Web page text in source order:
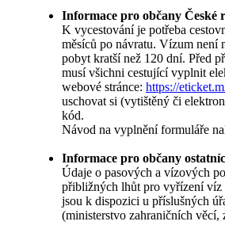
Informace pro občany České
K vycestování je potřeba
měsíců po návratu. Vízum není
pobyt kratší než 120 dní. Před
musí všichni cestující vyplnit
webové stránce: https://
uschovat si (vytištěný či
kód.
Návod na vyplnění formuláře
Informace pro občany
Údaje o pasových a vízových
přibližných lhůt pro vyřízení víz
jsou k dispozici u příslušných
(ministerstvo zahraničních věcí,